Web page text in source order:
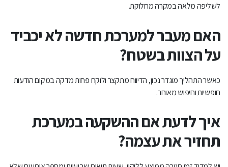
לשליפה מלאה במקרה מחלוקת.
האם מעבר למערכת חדשה לא יכביד
על הצוות בשטח?
כאשר התהליך מוגדר נכון, הדיווח מתקצר ולוקח פחות מדקה במקום הודעות
חופשיות וחיפוש מאוחר.
איך לדעת אם ההשקעה במערכת
תחזיר את עצמה?